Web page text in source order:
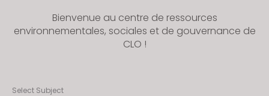
Bienvenue au centre de ressources
environnementales, sociales et de gouvernance de
CLO !
Select Subject